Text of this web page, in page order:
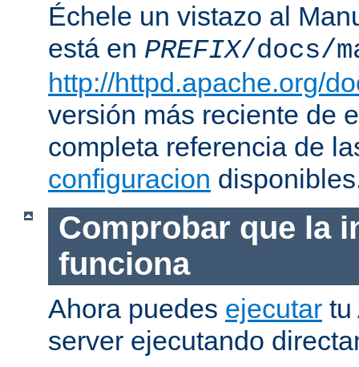
Échele un vistazo al
está en PREFIX/docs/
http://httpd.apache.org/
versión más reciente de
completa referencia de
configuracion
Comprobar que la
funciona
Ahora puedes ejecutar tu
server ejecutando